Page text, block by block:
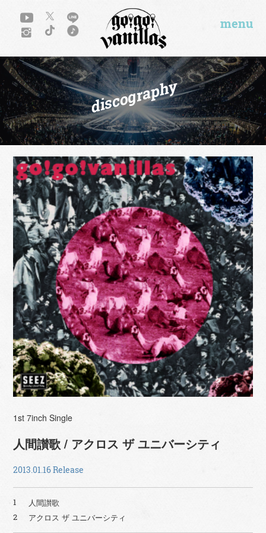
menu
discography
1st 7inch Single
人間讃歌 / アクロス ザ ユニバーシティ
2013.01.16 Release
1 人間讃歌
2 アクロス ザ ユニバーシティ